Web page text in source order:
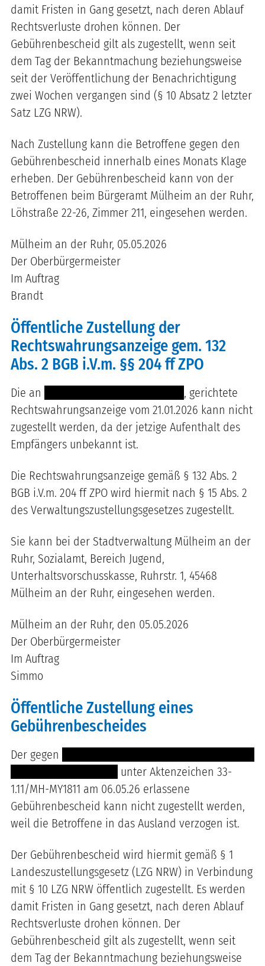
damit Fristen in Gang gesetzt, nach deren Ablauf
Rechtsverluste drohen können. Der
Gebührenbescheid gilt als zugestellt, wenn seit
dem Tag der Bekanntmachung beziehungsweise
seit der Veröffentlichung der Benachrichtigung
zwei Wochen vergangen sind (§ 10 Absatz 2 letzter
Satz LZG NRW).
Nach Zustellung kann die Betroffene gegen den
Gebührenbescheid innerhalb eines Monats Klage
erheben. Der Gebührenbescheid kann von der
Betroffenen beim Bürgeramt Mülheim an der Ruhr,
Löhstraße 22-26, Zimmer 211, eingesehen werden.
Mülheim an der Ruhr, 05.05.2026
Der Oberbürgermeister
Im Auftrag
Brandt
Öffentliche Zustellung der
Rechtswahrungsanzeige gem. 132
Abs. 2 BGB i.V.m. §§ 204 ff ZPO
Die an
, gerichtete
Rechtswahrungsanzeige vom 21.01.2026 kann nicht
zugestellt werden, da der jetzige Aufenthalt des
Empfängers unbekannt ist.
Die Rechtswahrungsanzeige gemäß § 132 Abs. 2
BGB i.V.m. 204 ff ZPO wird hiermit nach § 15 Abs. 2
des Verwaltungszustellungsgesetzes zugestellt.
Sie kann bei der Stadtverwaltung Mülheim an der
Ruhr, Sozialamt, Bereich Jugend,
Unterhaltsvorschusskasse, Ruhrstr. 1, 45468
Mülheim an der Ruhr, eingesehen werden.
Mülheim an der Ruhr, den 05.05.2026
Der Oberbürgermeister
Im Auftrag
Simmo
Öffentliche Zustellung eines
Gebührenbescheides
Der gegen
unter Aktenzeichen 33-
1.11/MH-MY1811 am 06.05.26 erlassene
Gebührenbescheid kann nicht zugestellt werden,
weil die Betroffene in das Ausland verzogen ist.
Der Gebührenbescheid wird hiermit gemäß § 1
Landeszustellungsgesetz (LZG NRW) in Verbindung
mit § 10 LZG NRW öffentlich zugestellt. Es werden
damit Fristen in Gang gesetzt, nach deren Ablauf
Rechtsverluste drohen können. Der
Gebührenbescheid gilt als zugestellt, wenn seit
dem Tag der Bekanntmachung beziehungsweise